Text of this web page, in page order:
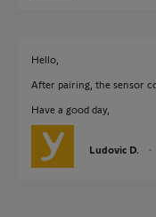
Hello,
After pairing, the sensor
Have a good day,
Ludovic D.